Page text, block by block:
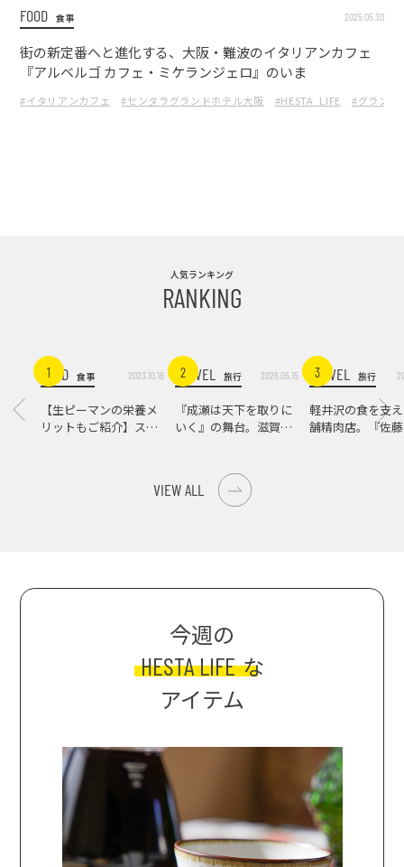
FOOD 食事 2025.05.30
街の新定番へと進化する、大阪・難波のイタリアンカフェ
『アルベルゴ カフェ・ミケランジェロ』のいま
#イタリアンカフェ #センタラグランドホテル大阪 #HESTA_LIFE #グランド
人気ランキング
RANKING
1FOOD 食事 2023.10.16
【生ピーマンの栄養メ
リットもご紹介】スパ
2
TRAVEL 旅行 2026.05.15
『成瀬は天下を取りに
いく』の舞台。滋賀県
3
TRAVEL 旅行
軽井沢の食を支
舗精肉店。『佐
VIEW ALL
今週の
HESTA LIFE な
アイテム